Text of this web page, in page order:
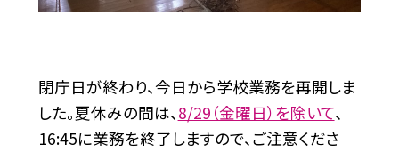
閉庁日が終わり、今日から学校業務を再開しま
した。夏休みの間は、8/29（金曜日）を除いて、
16:45に業務を終了しますので、ご注意くださ